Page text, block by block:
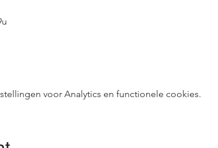
voor Analytics en functionele cookies.